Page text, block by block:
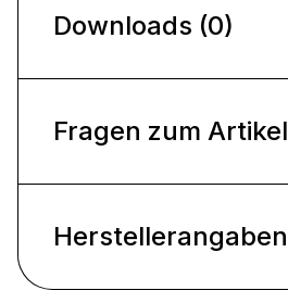
Downloads (0)
Fragen zum Artikel
Herstellerangaben